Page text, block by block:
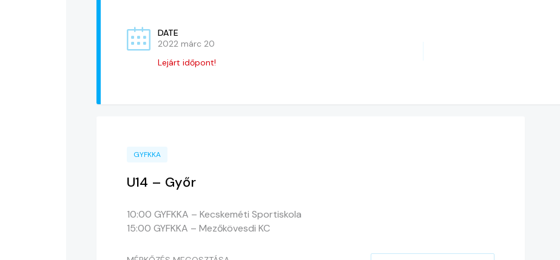
DATE
2022 márc 20
Lejárt időpont!
GYFKKA
U14 – Győr
10:00 GYFKKA – Kecskeméti Sportiskola
15:00 GYFKKA – Mezőkövesdi KC